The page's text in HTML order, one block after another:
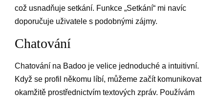
což usnadňuje setkání. Funkce „Setkání“ mi navíc
doporučuje uživatele s podobnými zájmy.
Chatování
Chatování na Badoo je velice jednoduché a intuitivní.
Když se profil někomu líbí, můžeme začít komunikovat
okamžitě prostřednictvím textových zpráv. Používám